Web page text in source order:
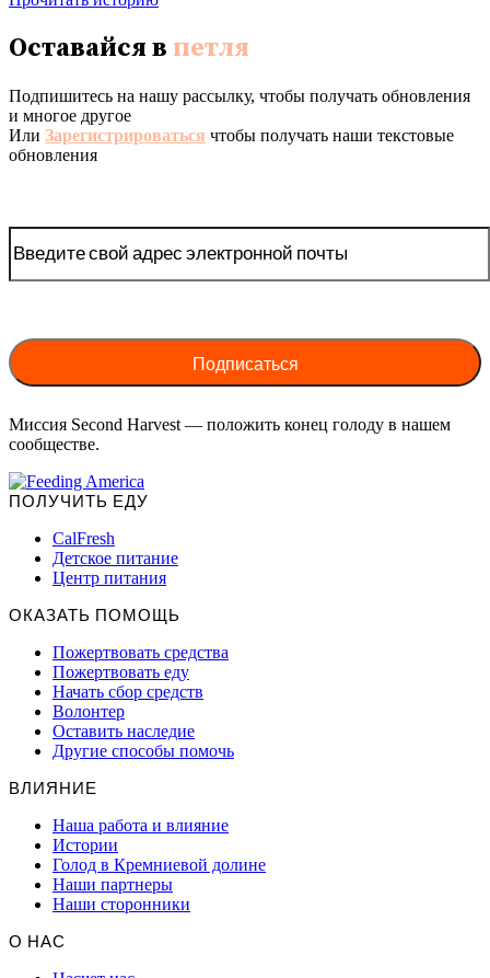
Оставайся в петля
Подпишитесь на нашу рассылку, чтобы получать обновления
и многое другое
Или Зарегистрироваться чтобы получать наши текстовые
обновления
Миссия Second Harvest — положить конец голоду в нашем
сообществе.
ПОЛУЧИТЬ ЕДУ
CalFresh
Детское питание
Центр питания
ОКАЗАТЬ ПОМОЩЬ
Пожертвовать средства
Пожертвовать еду
Начать сбор средств
Волонтер
Оставить наследие
Другие способы помочь
ВЛИЯНИЕ
Наша работа и влияние
Истории
Голод в Кремниевой долине
Наши партнеры
Наши сторонники
О НАС